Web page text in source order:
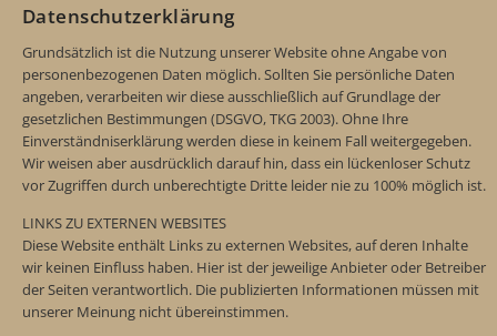
Datenschutzerklärung
Grundsätzlich ist die Nutzung unserer Website ohne Angabe von
personenbezogenen Daten möglich. Sollten Sie persönliche Daten
angeben, verarbeiten wir diese ausschließlich auf Grundlage der
gesetzlichen Bestimmungen (DSGVO, TKG 2003). Ohne Ihre
Einverständniserklärung werden diese in keinem Fall weitergegeben.
Wir weisen aber ausdrücklich darauf hin, dass ein lückenloser Schutz
vor Zugriffen durch unberechtigte Dritte leider nie zu 100% möglich ist.
LINKS ZU EXTERNEN WEBSITES
Diese Website enthält Links zu externen Websites, auf deren Inhalte
wir keinen Einfluss haben. Hier ist der jeweilige Anbieter oder Betreiber
der Seiten verantwortlich. Die publizierten Informationen müssen mit
unserer Meinung nicht übereinstimmen.